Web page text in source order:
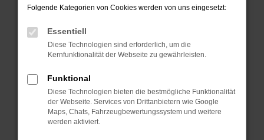
Prüfe deine Browsererweiterungen.
können das Laden bestimmter Seiten
verhindern. Funktioniert die Seite in einem
Fenster?
Starte dein Gerät neu.
Das kann manchmal helfen, vorübergehende
Probleme zu beheben.
Folgende Kategorien von Cookies werden von uns eingesetzt:
Essentiell
Diese Technologien sind erforderlich, um die
Kernfunktionalität der Webseite zu gewährleisten.
Funktional
Diese Technologien bieten die bestmögliche Funktionalität
der Webseite. Services von Drittanbietern wie Google
Maps, Chats, Fahrzeugbewertungssystem und weitere
werden aktiviert.